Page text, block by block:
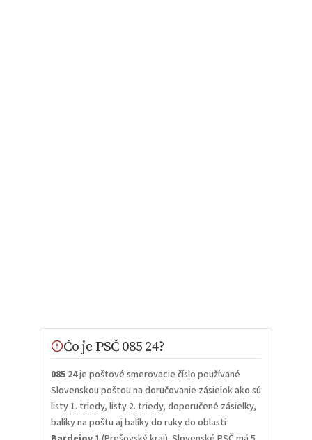
Čo je PSČ 085 24?
085 24je poštové smerovacie číslo používané
Slovenskou poštou na doručovanie zásielok ako sú
listy 1. triedy, listy 2. triedy, doporučené zásielky,
balíky na poštu aj balíky do ruky do oblasti